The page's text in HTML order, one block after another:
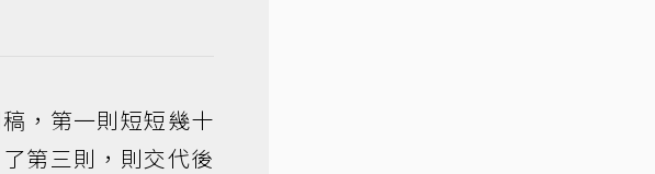
，第一則短短幾十
第三則，則交代後